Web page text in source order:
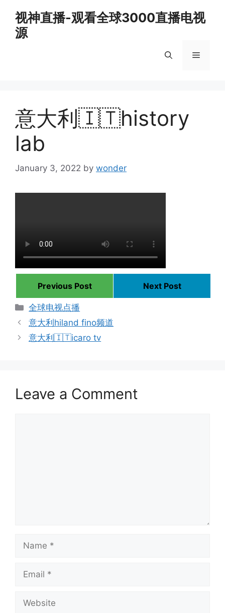
content
视神直播-观看全球3000直播电视
源
Menu
意大利🇮🇹history
lab
January 3, 2022 by wonder
Previous Post
Next Post
Categories
全球电视点播
意大利hiland fino频道
意大利🇮🇹icaro tv
Leave a Comment